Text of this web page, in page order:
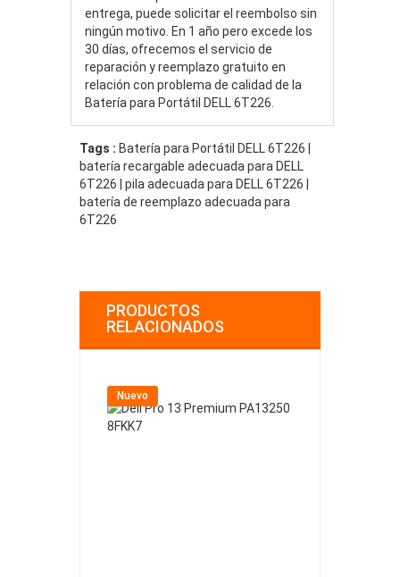
entrega, puede solicitar el reembolso sin
ningún motivo. En 1 año pero excede los
30 días, ofrecemos el servicio de
reparación y reemplazo gratuito en
relación con problema de calidad de la
Batería para Portátil DELL 6T226.
Tags : Batería para Portátil DELL 6T226 |
batería recargable adecuada para DELL
6T226 | pila adecuada para DELL 6T226 |
batería de reemplazo adecuada para
6T226
PRODUCTOS
RELACIONADOS
Nuevo